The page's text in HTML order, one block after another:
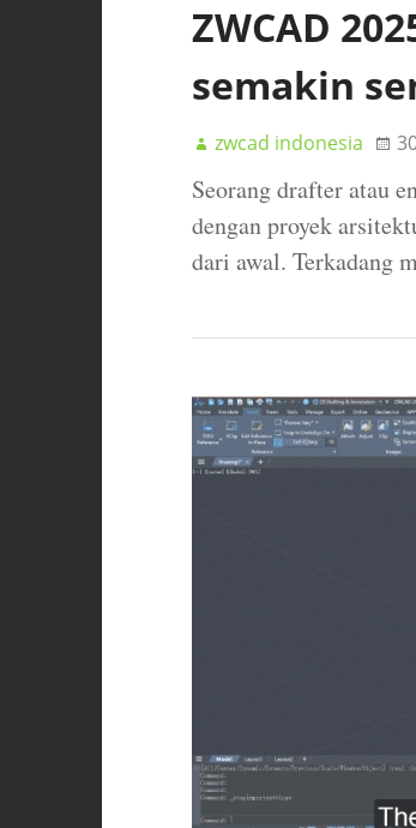
ZWCAD
semakin
zwcad indonesia
Seorang drafter atau
dengan proyek
dari awal. Terkadang